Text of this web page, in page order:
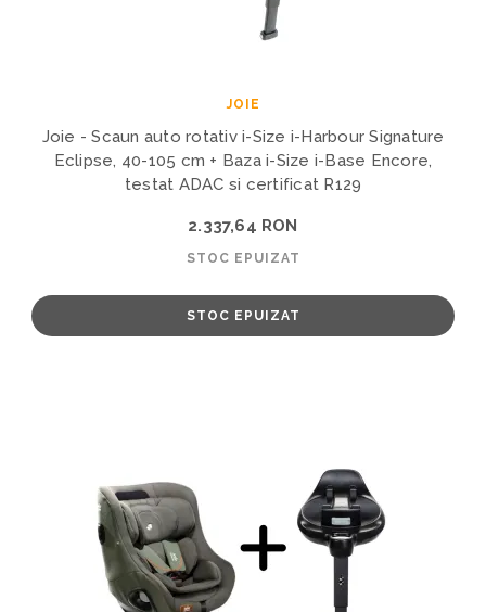
JOIE
Joie - Scaun auto rotativ i-Size i-Harbour Signature
Eclipse, 40-105 cm + Baza i-Size i-Base Encore,
testat ADAC si certificat R129
2.337,64 RON
STOC EPUIZAT
STOC EPUIZAT